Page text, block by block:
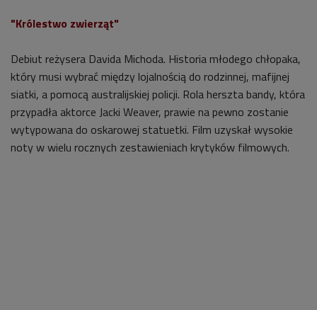
"Królestwo zwierząt"
Debiut reżysera Davida Michoda. Historia młodego chłopaka,
który musi wybrać między lojalnością do rodzinnej, mafijnej
siatki, a pomocą australijskiej policji. Rola herszta bandy, która
przypadła aktorce Jacki Weaver, prawie na pewno zostanie
wytypowana do oskarowej statuetki. Film uzyskał wysokie
noty w wielu rocznych zestawieniach krytyków filmowych.